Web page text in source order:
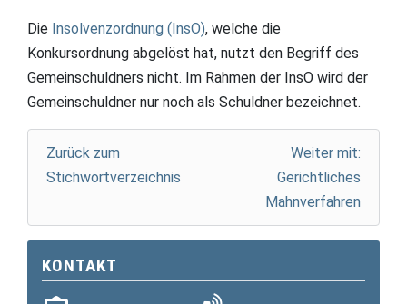
Die Insolvenzordnung (InsO), welche die
Konkursordnung abgelöst hat, nutzt den Begriff des
Gemeinschuldners nicht. Im Rahmen der InsO wird der
Gemeinschuldner nur noch als Schuldner bezeichnet.
Zurück zum
Stichwortverzeichnis
Weiter mit:
Gerichtliches
Mahnverfahren
KONTAKT